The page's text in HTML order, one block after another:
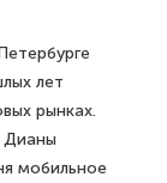
лет
рынках.
Дианы
мобильное